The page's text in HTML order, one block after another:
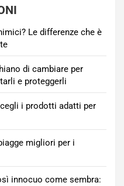
Le differenze che è
di cambiare per
e proteggerli
i prodotti adatti per
migliori per i
innocuo come sembra: